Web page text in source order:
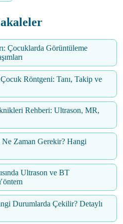
Çocuklarda Görüntüleme
Röntgeni: Tanı, Takip ve
Rehberi: Ultrason, MR,
Zaman Gerekir? Hangi
Ultrason ve BT
Durumlarda Çekilir? Detaylı